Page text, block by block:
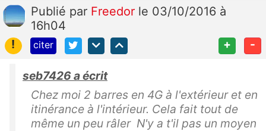
Publié par Freedor le 03/10/2016 à
16h04
!
citer + -
seb7426 a écrit
Chez moi 2 barres en 4G à l'extérieur et en
itinérance à l'intérieur. Cela fait tout de
même un peu râler N'y a t'il pas un moyen